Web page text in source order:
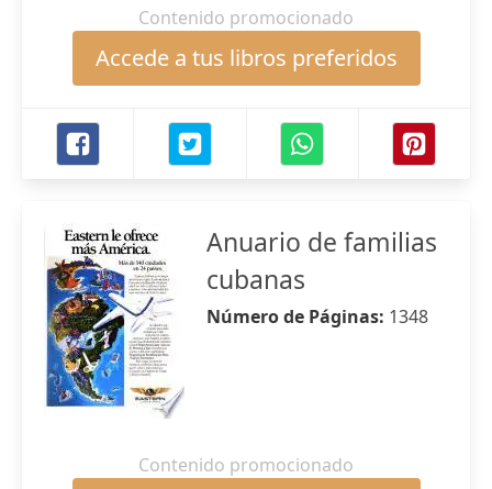
Contenido promocionado
Accede a tus libros preferidos
Anuario de familias
cubanas
Número de Páginas: 1348
Contenido promocionado